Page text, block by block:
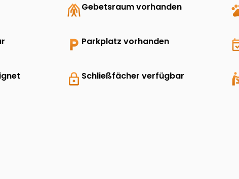
folded_handsGebetsraum vorhanden
local_parking Parkplatz vorhanden
lock Schließfächer verfügbar